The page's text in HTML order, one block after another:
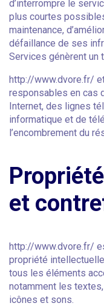
d’interrompre le
plus courtes
maintenance,
défaillance de ses
Services génèrent un
http://www.dvore.fr/
responsables en cas
Internet, des lignes
informatique et de
l’encombrement du
et
http://www.dvore.fr/
propriété
tous les éléments
notamment les
icônes et sons.